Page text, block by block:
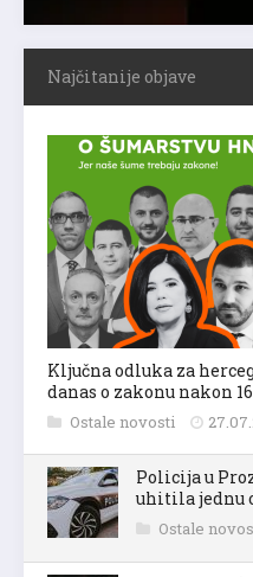
Najčitanije objave
Ključna odluka za
danas o zakonu nakon
Ostale novosti
Policija u
uhitila jednu
Ostale